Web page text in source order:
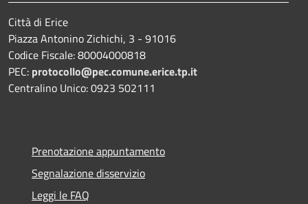
Città di Erice
Piazza Antonino Zichichi, 3 - 91016
Codice Fiscale: 80004000818
PEC: protocollo@pec.comune.erice.tp.it
Centralino Unico: 0923 502111
Prenotazione appuntamento
Segnalazione disservizio
Leggi le FAQ